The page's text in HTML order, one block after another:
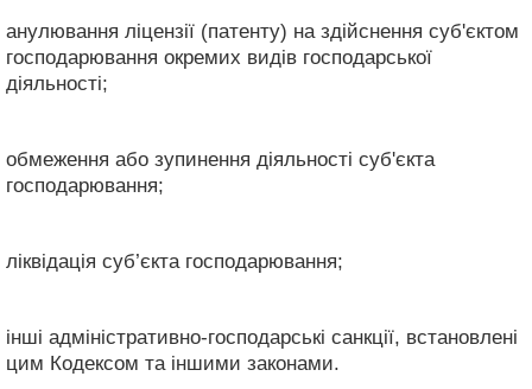
анулювання ліцензії (патенту) на здійснення суб'єктом
господарювання окремих видів господарської
діяльності;
обмеження або зупинення діяльності суб'єкта
господарювання;
ліквідація суб’єкта господарювання;
інші адміністративно-господарські санкції, встановлені
цим Кодексом та іншими законами.